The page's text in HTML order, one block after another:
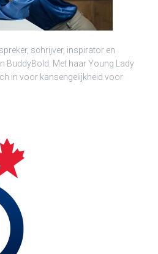
schrijver, inspirator en
BuddyBold. Met haar Young Lady
in voor kansengelijkheid voor